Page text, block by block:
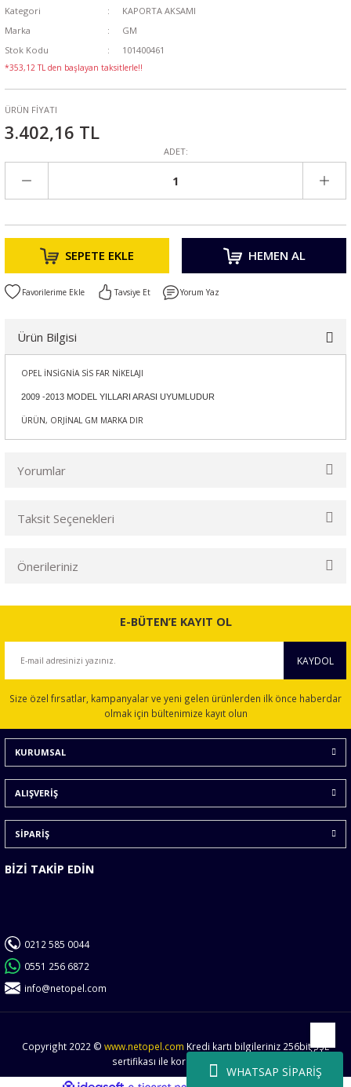
WHATSAP SİPARİŞ
Kategori
KAPORTA AKSAMI
Marka
GM
Stok Kodu
101400461
*353,12 TL den başlayan taksitlerle!!
ÜRÜN FİYATI
3.402,16 TL
ADET:
SEPETE EKLE HEMEN AL
Tavsiye Et Yorum Yaz
Ürün Bilgisi
OPEL İNSİGNİA SİS FAR NİKELAJI
2009 -2013 MODEL YILLARI ARASI UYUMLUDUR
ÜRÜN, ORJİNAL GM MARKA DIR
Yorumlar
Taksit Seçenekleri
Önerileriniz
Bu ürünün fiyat bilgisi, resim, ürün açıklamalarında ve diğer
konularda yetersiz gördüğünüz noktaları öneri formunu
Ürün açıklamasında eksik bilgiler bulunuyor.
Ürün bilgilerinde hatalar bulunuyor.
Ürün fiyatı diğer sitelerden daha pahalı.
Bu ürüne benzer farklı alternatifler olmalı.
E-BÜTEN’E KAYIT OL
KAYDOL
Size özel fırsatlar, kampanyalar ve yeni gelen ürünlerden ilk önce haberdar
olmak için bültenimize kayıt olun
KURUMSAL
ALIŞVERİŞ
SİPARİŞ
BİZİ TAKİP EDİN
0212 585 0044
0551 256 6872
info@netopel.com
Copyright 2022 © www.netopel.com Kredi kartı bilgileriniz 256bit SSL
sertifikası ile korunmaktadır.
Yukarı